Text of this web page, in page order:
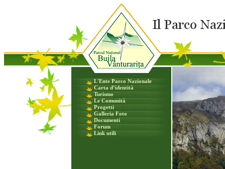
L'Ente Parco Nazionale
Carta d’identità
Turismo
Le Comunità
Progetti
Galleria Foto
Documenti
Forum
Link utili